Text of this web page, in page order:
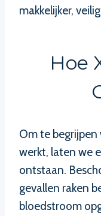
makkelijker,
Hoe
Om te begrijpen
werkt, laten we
ontstaan.
gevallen raken
bloedstroom